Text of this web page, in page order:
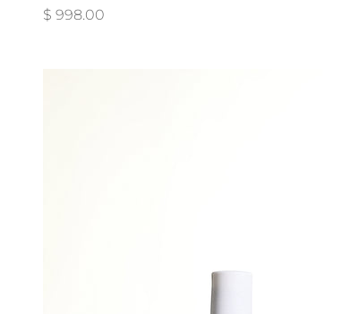
Precio de oferta
$ 998.00